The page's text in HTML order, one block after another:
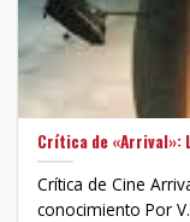
Crítica de «Arrival»:
Crítica de Cine
conocimiento Por